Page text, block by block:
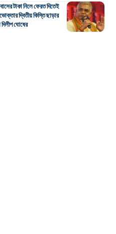
টাকা নিলে ফেরত দিতেই
দ্বিতীয় কিস্তি ছাড়ার
দিলীপ ঘোষের